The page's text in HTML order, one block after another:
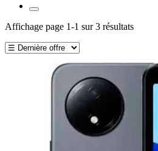
Affichage page 1-1 sur 3 résultats